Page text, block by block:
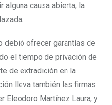
alguna causa abierta, la
debió ofrecer garantías de
el tiempo de privación de
de extradición en la
lleva también las firmas
Eleodoro Martínez Laura, y